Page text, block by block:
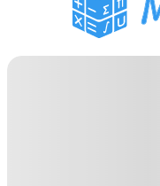
學習工具